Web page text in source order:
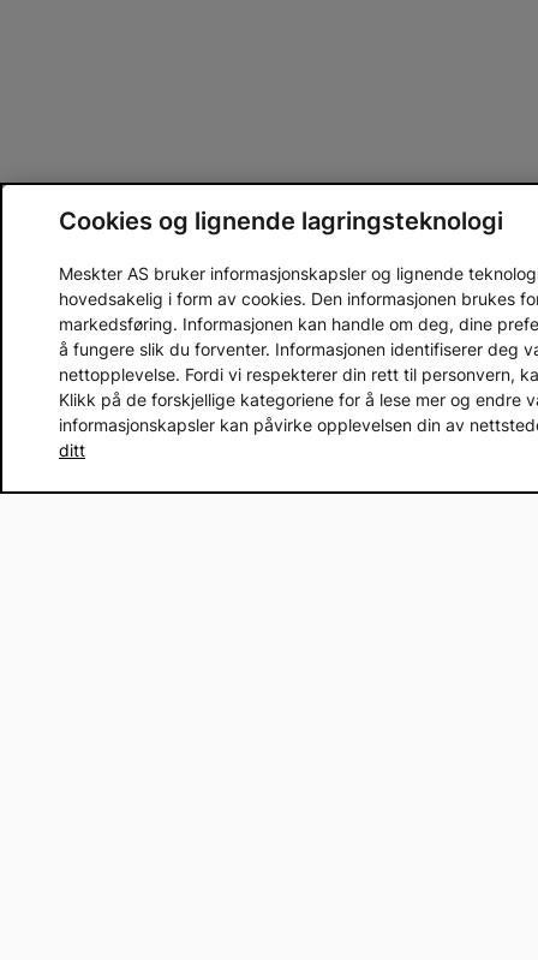
Cookies og lignende lagringsteknologi
Meskter AS bruker informasjonskapsler og lignende
hovedsakelig i form av cookies. Den informasjonen brukes
markedsføring. Informasjonen kan handle om deg, dine
å fungere slik du forventer. Informasjonen identifiserer deg
nettopplevelse. Fordi vi respekterer din rett til personvern,
Klikk på de forskjellige kategoriene for å lese mer og endre
informasjonskapsler kan påvirke opplevelsen din av
ditt